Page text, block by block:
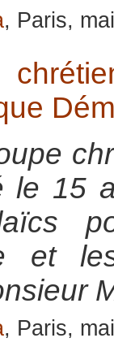
, Paris,
le 15
et
, Paris,